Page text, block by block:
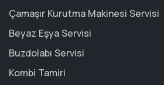
Çamaşır Kurutma Makinesi Servisi
Beyaz Eşya Servisi
Buzdolabı Servisi
Kombi Tamiri